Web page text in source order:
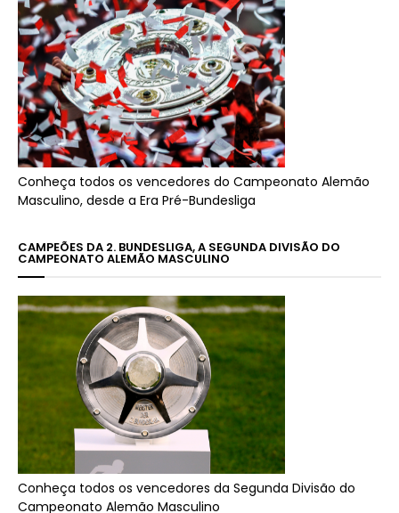
Conheça todos os vencedores do Campeonato Alemão
Masculino, desde a Era Pré-Bundesliga
CAMPEÕES DA 2. BUNDESLIGA, A SEGUNDA DIVISÃO DO
CAMPEONATO ALEMÃO MASCULINO
Conheça todos os vencedores da Segunda Divisão do
Campeonato Alemão Masculino